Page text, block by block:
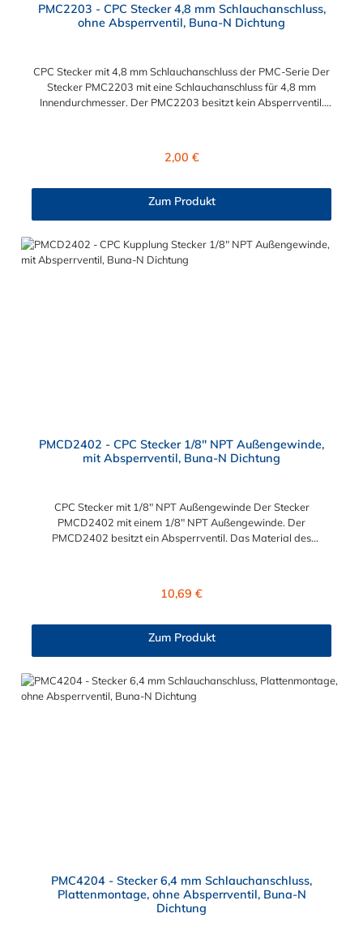
PMC2203 - CPC Stecker 4,8 mm Schlauchanschluss,
ohne Absperrventil, Buna-N Dichtung
CPC Stecker mit 4,8 mm Schlauchanschluss der PMC-Serie Der
Stecker PMC2203 mit eine Schlauchanschluss für 4,8 mm
Innendurchmesser. Der PMC2203 besitzt kein Absperrventil.
Kupplungen der PMC-, PMC12- und MC- Serie kombinieren.
Regulärer Preis:
2,00 €
Zum Produkt
PMCD2402 - CPC Stecker 1/8" NPT Außengewinde,
mit Absperrventil, Buna-N Dichtung
CPC Stecker mit 1/8" NPT Außengewinde Der Stecker
PMCD2402 mit einem 1/8" NPT Außengewinde. Der
PMCD2402 besitzt ein Absperrventil. Das Material des
der PMC-, PMC12- und MC- Serie kombinieren.
Regulärer Preis:
10,69 €
Zum Produkt
PMC4204 - Stecker 6,4 mm Schlauchanschluss,
Plattenmontage, ohne Absperrventil, Buna-N
Dichtung